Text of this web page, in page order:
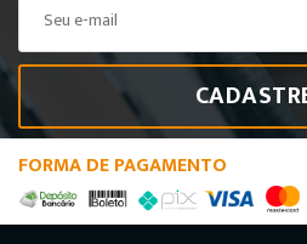
FORMA DE PAGAMENTO